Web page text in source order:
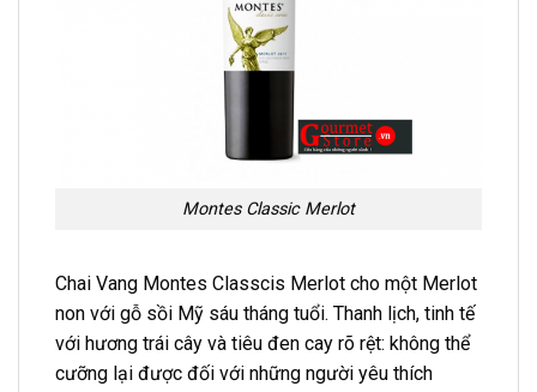
Montes Classic Merlot
Chai Vang Montes Classcis Merlot cho một Merlot
non với gỗ sồi Mỹ sáu tháng tuổi. Thanh lịch, tinh tế
với hương trái cây và tiêu đen cay rõ rệt: không thể
cưỡng lại được đối với những người yêu thích